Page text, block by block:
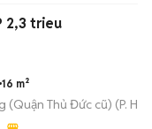
2,3 trieu
16 m²
(Quận Thủ Đức cũ) (P.